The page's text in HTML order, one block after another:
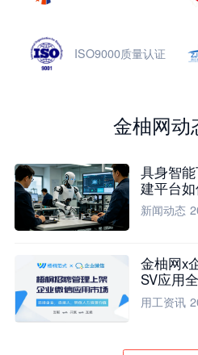
ISO9000质量认证
金柚网动
具身智
建平台
新闻动态
金柚网x
SV应用
流程全
用工资讯